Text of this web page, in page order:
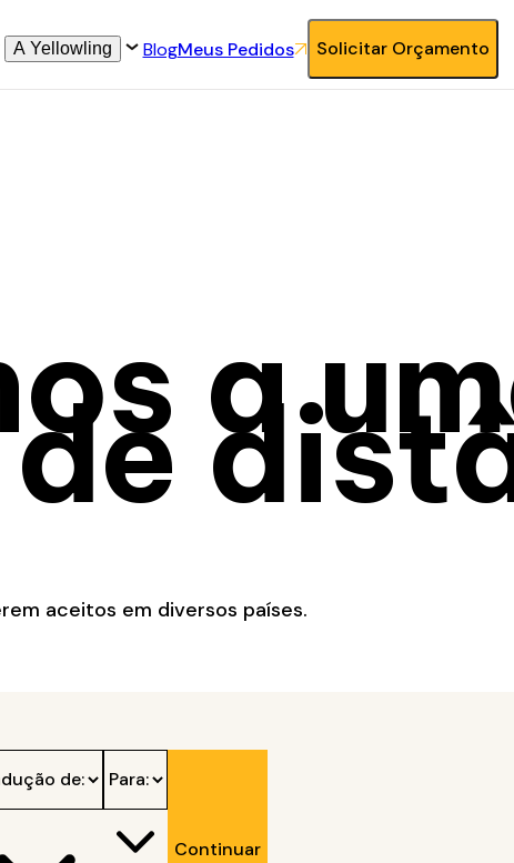
A Yellowling BlogMeus Pedidos Solicitar Orçamento
a
aceitos em diversos países.
Continuar